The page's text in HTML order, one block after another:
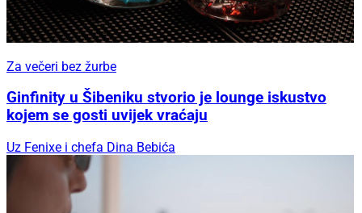
Za večeri bez žurbe
Ginfinity u Šibeniku stvorio je lounge iskustvo
kojem se gosti uvijek vraćaju
Uz Fenixe i chefa Dina Bebića